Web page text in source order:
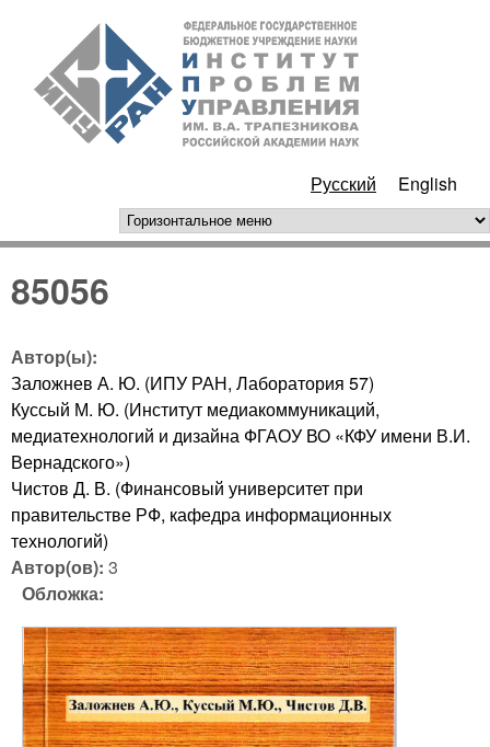
Перейти к основному
содержанию
РАН
Русский English
горизонтальное меню
85056
Автор(ы):
Заложнев А. Ю. (ИПУ РАН, Лаборатория 57)
Куссый М. Ю. (Институт медиакоммуникаций,
медиатехнологий и дизайна ФГАОУ ВО «КФУ имени В.И.
Вернадского»)
Чистов Д. В. (Финансовый университет при
правительстве РФ, кафедра информационных
технологий)
Автор(ов): 3
Обложка: